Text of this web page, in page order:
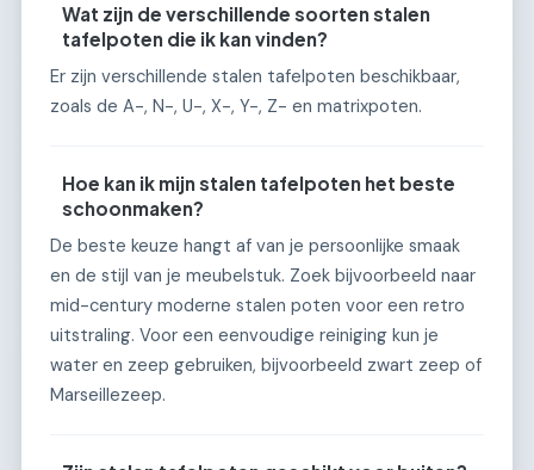
Wat zijn de verschillende soorten stalen
tafelpoten die ik kan vinden?
Er zijn verschillende stalen tafelpoten beschikbaar,
zoals de A-, N-, U-, X-, Y-, Z- en matrixpoten.
Hoe kan ik mijn stalen tafelpoten het beste
schoonmaken?
De beste keuze hangt af van je persoonlijke smaak
en de stijl van je meubelstuk. Zoek bijvoorbeeld naar
mid-century moderne stalen poten voor een retro
uitstraling. Voor een eenvoudige reiniging kun je
water en zeep gebruiken, bijvoorbeeld zwart zeep of
Marseillezeep.